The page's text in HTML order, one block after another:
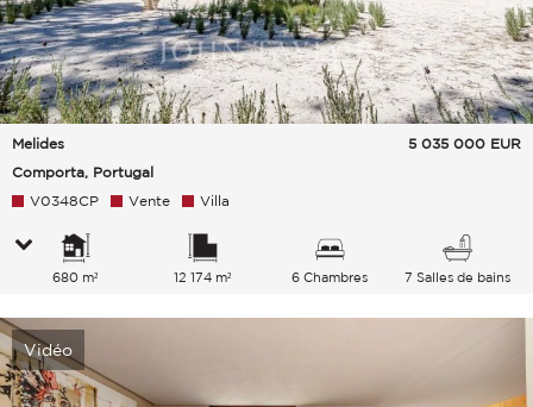
Melides
Comporta, Portugal
5 035 000 EUR
V0348CP Vente Villa
680 m² 12 174 m² 6 Chambres 7 Salles de bains
Vidéo